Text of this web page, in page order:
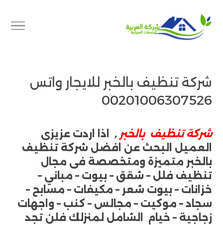
شركة تنظيف بالخبر للايجار واتس
00201006307526
شركة تنظيف بالخبر , اذا اردت عزيزى
العميل البحث عن افضل شركة تنظيف
بالخبر متميزة ومتخصصة فى مجال
تنظيف فلل – شقق – بيوت – مباني –
خزانات – بيوت شعر – مكيفات – مسابح –
سجاد – موكيت – مجالس – كنب – واجهات
زجاجية – خيام الشامل لمنزلك فلن تجد